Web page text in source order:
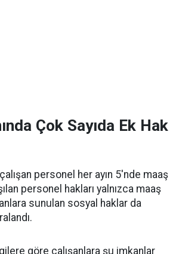
Çok Sayıda Ek Hak
personel her ayın 5'nde maaş
personel hakları yalnızca maaş
sunulan sosyal haklar da
göre çalışanlara şu imkanlar